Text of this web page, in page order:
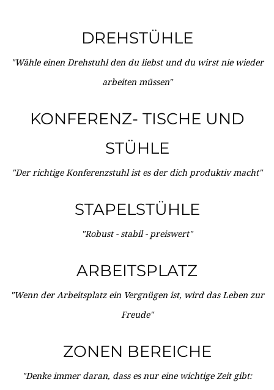
DREHSTÜHLE
"Wähle einen Drehstuhl den du liebst und du wirst nie wieder
arbeiten müssen"
KONFERENZ- TISCHE UND
STÜHLE
"Der richtige Konferenzstuhl ist es der dich produktiv macht"
STAPELSTÜHLE
"Robust - stabil - preiswert"
ARBEITSPLATZ
"Wenn der Arbeitsplatz ein Vergnügen ist, wird das Leben zur
Freude"
ZONEN BEREICHE
"Denke immer daran, dass es nur eine wichtige Zeit gibt: